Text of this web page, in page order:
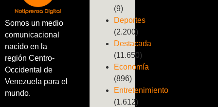
Somos un medio
comunicacional
nacido en la
región Centro-
Occidental de
Venezuela para el
mundo.
(9)
Deportes
(2.200)
Destacada
(11.650)
Economía
(896)
Entretenimiento
(1.612)